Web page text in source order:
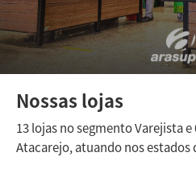
Nossas lojas
13 lojas no segmento Varejista
Atacarejo, atuando nos estados